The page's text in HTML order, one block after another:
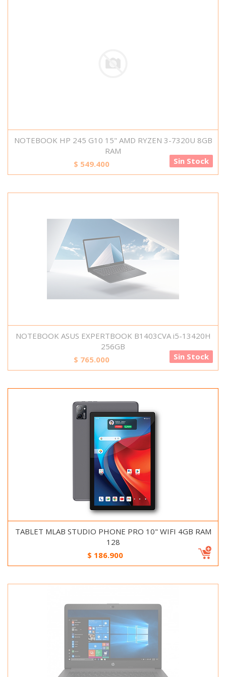
NOTEBOOK HP 245 G10 15" AMD RYZEN 3-7320U 8GB
RAM
$ 549.400 Sin Stock
NOTEBOOK ASUS EXPERTBOOK B1403CVA i5-13420H
256GB
$ 765.000 Sin Stock
TABLET MLAB STUDIO PHONE PRO 10" WIFI 4GB RAM
128
$ 186.900